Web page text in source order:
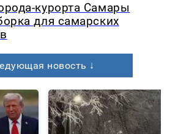
курорта Самары
для самарских
новость ↓